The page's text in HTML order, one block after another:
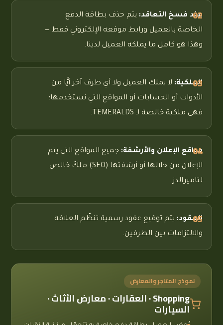
عند فسخ التعاقد: يتم حذف بطاقة الدفع
الخاصة بالعميل ورابط موقعه الإلكتروني فقط —
وهذا هو كامل ما يملكه العميل لدينا.
الملكية: لا يملك العميل ولا أي طرف آخر أيًّا من
الأدوات أو الحسابات أو المواقع التي نستخدمها؛
فهي ملكية خالصة لـ TEMERALDS.
مواقع الإعلان والأرشفة: جميع المواقع التي يتم
الإعلان من خلالها أو أرشفتها (SEO) ملكٌ خالص
لتاميرالدز.
العقود: يتم توقيع عقود رسمية تنظّم العلاقة
والالتزامات بين الطرفين.
نموذج المتاجر والمعارض
Shopping · العقارات · معارض الأثاث ·
السيارات